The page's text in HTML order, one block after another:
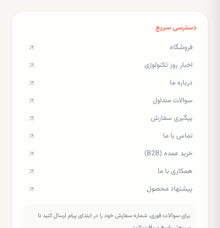
دسترسی سریع
فروشگاه
اخبار روز تکنولوژی
درباره ما
سوالات متداول
پیگیری سفارش
تماس با ما
خرید عمده (B2B)
همکاری با ما
پیشنهاد محصول
برای سوالات فوری، شماره سفارش خود را در ابتدای پیام ارسال کنید تا